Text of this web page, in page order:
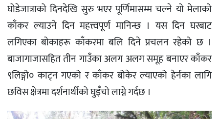
घोडेजात्राको दिनदेखि सुरु भएर पूर्णिमासम्म चल्ने यो मेलाको
काँकर ल्याउने दिन महत्त्वपूर्ण मानिन्छ । यस दिन घरबाट
लगिएका बोकाहरू काँकरमा बलि दिने प्रचलन रहेको छ ।
बाजागाजासहित तीन गाउँका अलग अलग समूह बनाएर काँकर
९लिङ्गो० काट्न गएको र काँकर बोकेर ल्याएको हेर्नका लागि
छविस क्षेत्रमा दर्शनार्थीको घुइँचो लाग्ने गर्दछ ।